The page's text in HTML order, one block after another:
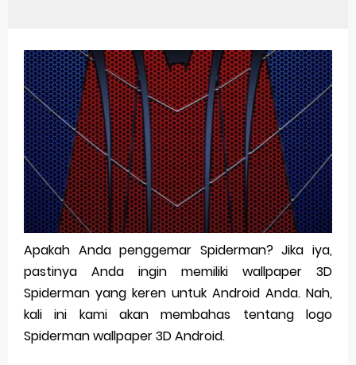
Bitcoin Miner Android: Apa Itu Dan Bagaimana Cara Menggunakannya
Pp Wa Couple Pasangan: Cara Terbaik Untuk Menjaga Hubungan
Cara Mengecek Windows Ori
Simpan Profil Ig Dengan Mudah
Aplikasi Togel Android: Solusi Praktis Untuk Pecinta Togel
Siap Video Call, tapi Download Aplikasinya Dulu, Abangku
Saturday, 8 August
Apakah Anda penggemar Spiderman? Jika iya,
pastinya Anda ingin memiliki wallpaper 3D
Spiderman yang keren untuk Android Anda. Nah,
kali ini kami akan membahas tentang logo
Spiderman wallpaper 3D Android.